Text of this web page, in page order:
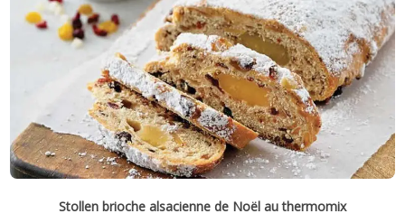
Stollen brioche alsacienne de Noël au thermomix